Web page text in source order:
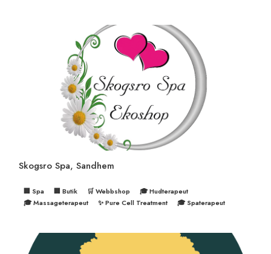
Skogsro Spa, Sandhem
🏢 Spa 🏢 Butik 🛒 Webbshop
🎓 Hudterapeut
🎓 Massageterapeut
✨ Pure Cell Treatment 🎓 Spaterapeut